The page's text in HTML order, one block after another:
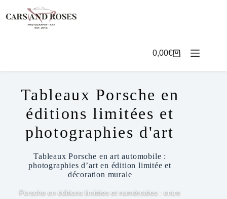
au
contenu
Panier
0,00€
Tableaux Porsche en
éditions limitées et
photographies d'art
Tableaux Porsche en art automobile :
photographies d’art en édition limitée et
décoration murale
Porsche en éditions limitées et numérotées : entre